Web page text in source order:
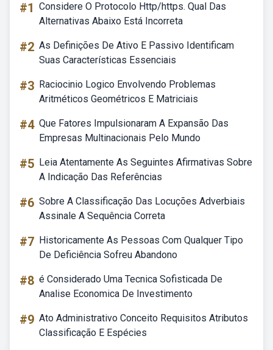
#1 Considere O Protocolo Http/https. Qual Das
Alternativas Abaixo Está Incorreta
#2 As Definições De Ativo E Passivo Identificam
Suas Características Essenciais
#3 Raciocinio Logico Envolvendo Problemas
Aritméticos Geométricos E Matriciais
#4 Que Fatores Impulsionaram A Expansão Das
Empresas Multinacionais Pelo Mundo
#5 Leia Atentamente As Seguintes Afirmativas Sobre
A Indicação Das Referências
#6 Sobre A Classificação Das Locuções Adverbiais
Assinale A Sequência Correta
#7 Historicamente As Pessoas Com Qualquer Tipo
De Deficiência Sofreu Abandono
#8 é Considerado Uma Tecnica Sofisticada De
Analise Economica De Investimento
#9 Ato Administrativo Conceito Requisitos Atributos
Classificação E Espécies